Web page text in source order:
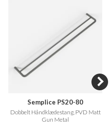
Semplice PS20-80
Dobbelt Håndklædestang, PVD Matt
Gun Metal